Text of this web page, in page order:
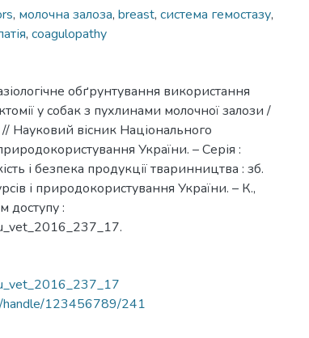
, молочна залоза, breast, система гемостазу,
, coagulopathy
обґрунтування використання
у собак з пухлинами молочної залози /
Науковий вісник Національного
України. – Серія :
і безпека продукції тваринництва : зб.
і природокористування України. – К.,
доступу :
handle/123456789/241